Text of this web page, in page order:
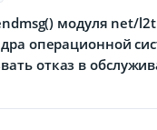
модуля net/
операционной
отказ в